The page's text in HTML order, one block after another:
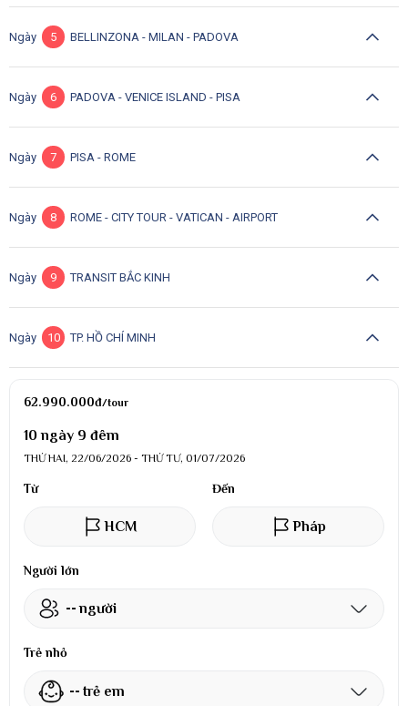
Ngày 5 BELLINZONA - MILAN - PADOVA
Ngày 6 PADOVA - VENICE ISLAND - PISA
Ngày 7 PISA - ROME
Ngày 8 ROME - CITY TOUR - VATICAN - AIRPORT
Ngày 9 TRANSIT BẮC KINH
Ngày 10 TP. HỒ CHÍ MINH
62.990.000đ/tour
10 ngày 9 đêm
THỨ HAI, 22/06/2026 - THỨ TƯ, 01/07/2026
Từ
HCM
Đến
Pháp
Người lớn
-- người
Trẻ nhỏ
-- trẻ em